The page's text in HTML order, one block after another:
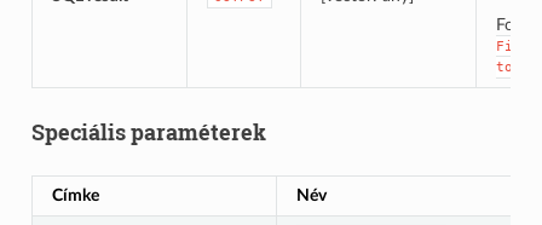
For
File
to
Speciális paraméterek
Címke Név